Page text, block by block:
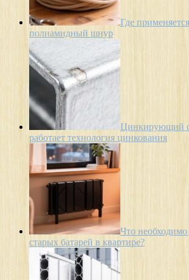
Где
полиамидный шнур
Цинкирующий
работает технология цинкования
Что
старых батарей в квартире?